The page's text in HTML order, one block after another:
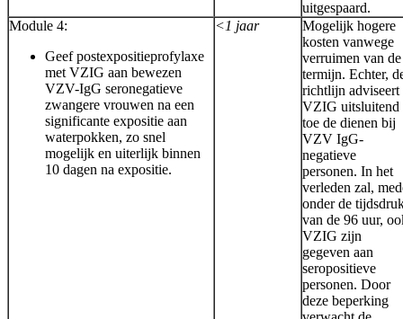
uitgespaard.
Module 4:
Geef postexpositieprofylaxe
met VZIG aan bewezen
VZV-IgG seronegatieve
zwangere vrouwen na een
significante expositie aan
waterpokken, zo snel
mogelijk en uiterlijk binnen
10 dagen na expositie.
<1 jaar
Mogelijk hogere
kosten vanwege
verruimen van de
termijn. Echter,
richtlijn adviseert
VZIG uitsluitend
toe de dienen bij
VZV IgG-
negatieve
personen. In het
verleden zal,
onder de
van de 96 uur,
VZIG zijn
gegeven aan
seropositieve
personen. Door
deze beperking